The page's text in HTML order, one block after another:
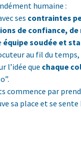
humaine :
ses contraintes
de confiance,
équipe soudée et
au fil du temps,
l’idée que chaque
commence par
sa place et se sente